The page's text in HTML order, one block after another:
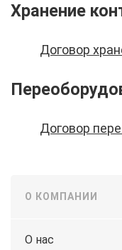
Хранение
Договор
Договор
О КОМПАНИИ
О нас